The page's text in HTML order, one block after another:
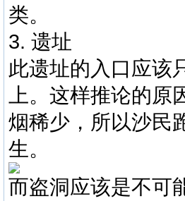
类。
3. 遗址
此遗址的入口应该
上。这样推论的
烟稀少，所以沙民
生。
而盗洞应该是不可